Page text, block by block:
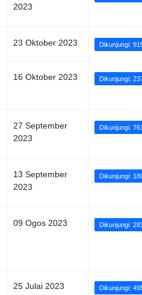
2023
23 Oktober 2023 Dikunjungi:
16 Oktober 2023 Dikunjungi:
27 September
2023
Dikunjungi:
13 September
2023
Dikunjungi:
09 Ogos 2023 Dikunjungi:
25 Julai 2023 Dikunjungi: